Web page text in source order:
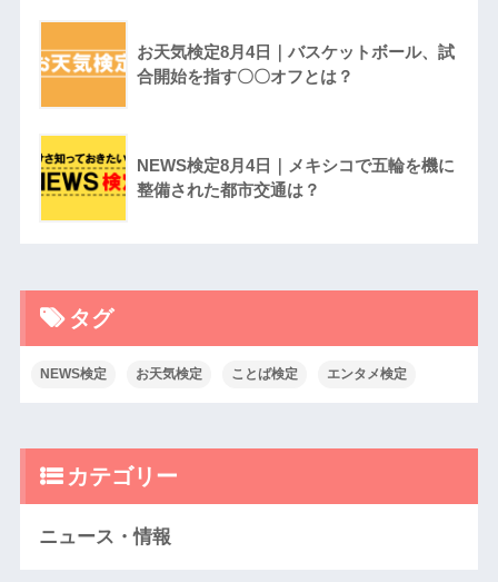
お天気検定8月4日｜バスケットボール、試
合開始を指す〇〇オフとは？
NEWS検定8月4日｜メキシコで五輪を機に
整備された都市交通は？
タグ
NEWS検定 お天気検定 ことば検定 エンタメ検定
カテゴリー
ニュース・情報